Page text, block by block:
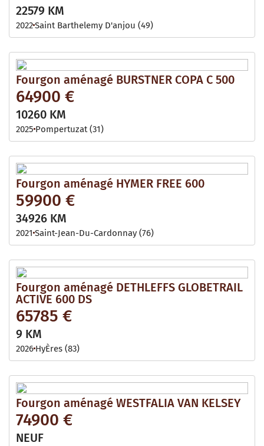
22579 KM
2022Saint Barthelemy D'anjou (49)
Fourgon aménagé BURSTNER COPA C 500
64900 €
10260 KM
2025 Pompertuzat (31)
Fourgon aménagé HYMER FREE 600
59900 €
34926 KM
2021 Saint-Jean-Du-Cardonnay (76)
Fourgon aménagé DETHLEFFS GLOBETRAIL
ACTIVE 600 DS
65785 €
9 KM
2026 HyÈres (83)
Fourgon aménagé WESTFALIA VAN KELSEY
74900 €
NEUF